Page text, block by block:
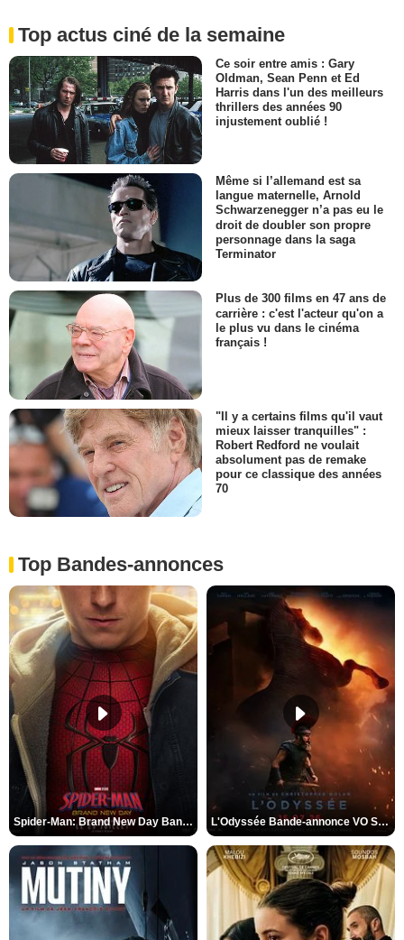
Top actus ciné de la semaine
Ce soir entre amis : Gary
Oldman, Sean Penn et Ed
Harris dans l'un des meilleurs
thrillers des années 90
injustement oublié !
Même si l’allemand est sa
langue maternelle, Arnold
Schwarzenegger n’a pas eu le
droit de doubler son propre
personnage dans la saga
Terminator
Plus de 300 films en 47 ans de
carrière : c'est l'acteur qu'on a
le plus vu dans le cinéma
français !
"Il y a certains films qu'il vaut
mieux laisser tranquilles" :
Robert Redford ne voulait
absolument pas de remake
pour ce classique des années
70
Top Bandes-annonces
Spider-Man: Brand New Day Bande-annonce VO STFR L'Odyssée Bande-annonce VO STFR